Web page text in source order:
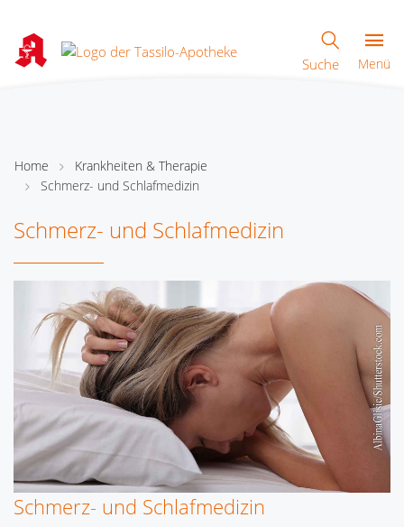
Suche Menü
Home
Krankheiten & Therapie
Schmerz- und Schlafmedizin
Schmerz- und Schlafmedizin
Schmerz- und Schlafmedizin